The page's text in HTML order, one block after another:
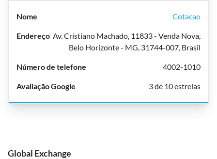
Cotacao
Av. Cristiano Machado, 11833 - Venda Nova,
Belo Horizonte - MG, 31744-007, Brasil
4002-1010
3 de 10 estrelas
Global Exchange